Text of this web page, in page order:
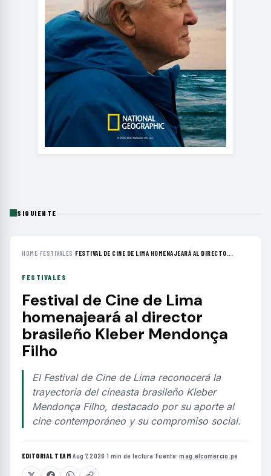
SIGUIENTE
HOME›FESTIVALES ›FESTIVAL DE CINE DE LIMA HOMENAJEARÁ AL DIRECTO...
FESTIVALES
Festival de Cine de Lima
homenajeará al director
brasileño Kleber Mendonça
Filho
El Festival de Cine de Lima reconocerá la
trayectoria del cineasta brasileño Kleber
Mendonça Filho, destacado por su aporte al
cine contemporáneo y su compromiso social.
EDITORIAL TEAM·Aug 7, 2026 ·1 min de lectura ·Fuente:mag.elcomercio.pe